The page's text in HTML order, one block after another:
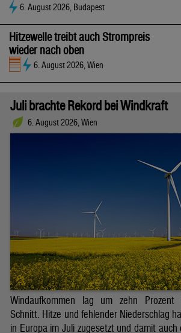
6. August 2026, Budapest
Hitzewelle treibt auch Strompreis
wieder nach oben
6. August 2026, Wien
Juli brachte Rekord bei Windkraft
6. August 2026, Wien
Windaufkommen lag um zehn Prozent
Schnitt. Hitze und fehlender Niederschlag
in Europa im Juli zugesetzt und damit